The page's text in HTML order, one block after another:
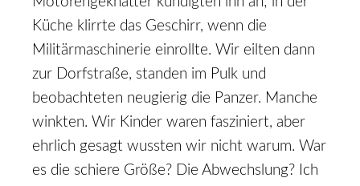
Küche klirrte das Geschirr, wenn die
Militärmaschinerie einrollte. Wir eilten dann
zur Dorfstraße, standen im Pulk und
beobachteten neugierig die Panzer. Manche
winkten. Wir Kinder waren fasziniert, aber
ehrlich gesagt wussten wir nicht warum. War
es die schiere Größe? Die Abwechslung? Ich